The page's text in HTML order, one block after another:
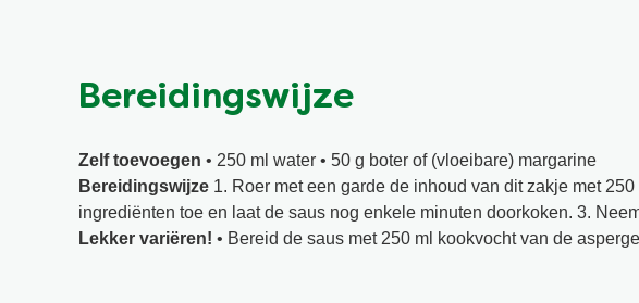
Bereidingswijze
Zelf toevoegen • 250 ml water • 50 g boter of (vloeibare) margarine
Bereidingswijze 1. Roer met een garde de inhoud van dit zakje met
ingrediënten toe en laat de saus nog enkele minuten doorkoken. 3.
Lekker variëren! • Bereid de saus met 250 ml kookvocht van de